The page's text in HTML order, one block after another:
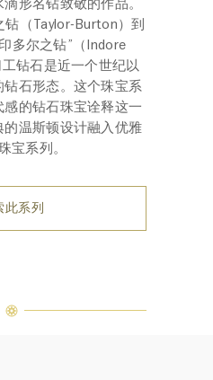
形名钻致敬的作品。
钻（Taylor-Burton）到
多尔之钻”（Indore
钻石是近一个世纪以
石形态。这个珠宝系
的钻石珠宝诠释这一
温斯顿设计融入优雅
宝系列。
此系列